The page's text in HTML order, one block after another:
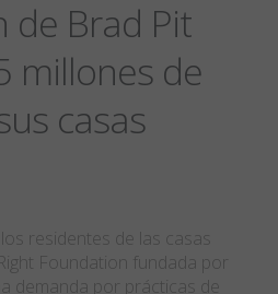
de Brad Pit
millones de
casas
residentes de las casas
Foundation fundada por
demanda por prácticas de